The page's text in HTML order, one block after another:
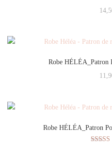
Robe HÉLÉA_Patron
Robe HÉLÉA_Patron